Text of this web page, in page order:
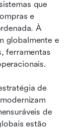
que
e
À
globalmente e
ferramentas
de
de
estão